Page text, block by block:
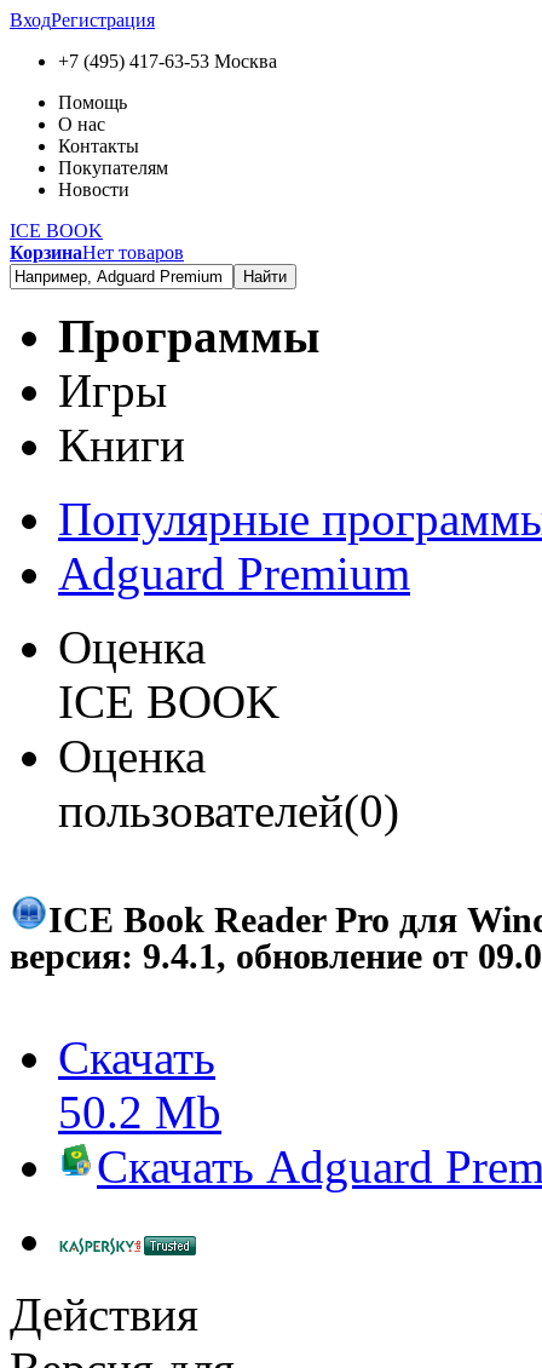
ВходРегистрация
+7 (495) 417-63-53 Москва
Помощь
О нас
Контакты
Покупателям
Новости
ICE BOOK
КорзинаНет товаров
Найти
Программы
Игры
Книги
Популярные
Adguard Premium
Оценка
ICE BOOK
Оценка
пользователей(0)
ICE Book Reader Pro для
версия: 9.4.1, обновление от
Скачать
50.2 Mb
Скачать Adguard
Действия